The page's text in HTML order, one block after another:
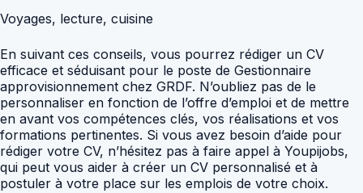
Voyages, lecture, cuisine
En suivant ces conseils, vous pourrez rédiger un CV
efficace et séduisant pour le poste de Gestionnaire
approvisionnement chez GRDF. N’oubliez pas de le
personnaliser en fonction de l’offre d’emploi et de mettre
en avant vos compétences clés, vos réalisations et vos
formations pertinentes. Si vous avez besoin d’aide pour
rédiger votre CV, n’hésitez pas à faire appel à Youpijobs,
qui peut vous aider à créer un CV personnalisé et à
postuler à votre place sur les emplois de votre choix.